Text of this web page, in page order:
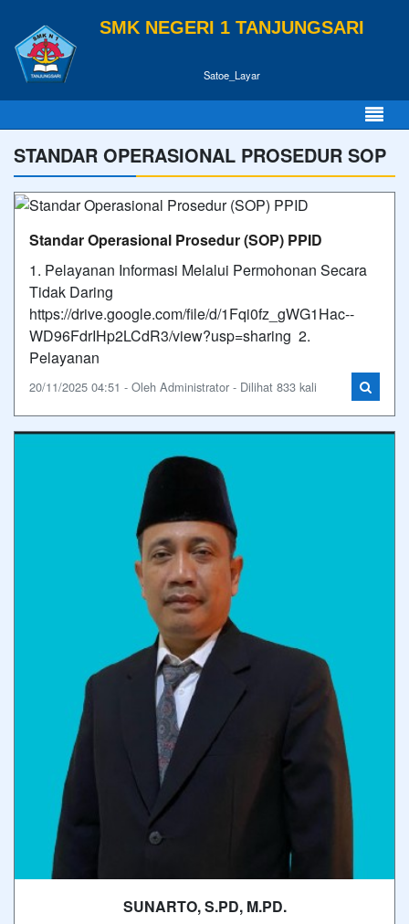
SMK NEGERI 1 TANJUNGSARI
Satoe_Layar
STANDAR OPERASIONAL PROSEDUR SOP
Standar Operasional Prosedur (SOP) PPID
1. Pelayanan Informasi Melalui Permohonan Secara
Tidak Daring
https://drive.google.com/file/d/1Fqi0fz_gWG1Hac--
WD96FdrIHp2LCdR3/view?usp=sharing 2.
Pelayanan
20/11/2025 04:51 - Oleh Administrator - Dilihat 833 kali
SUNARTO, S.PD, M.PD.